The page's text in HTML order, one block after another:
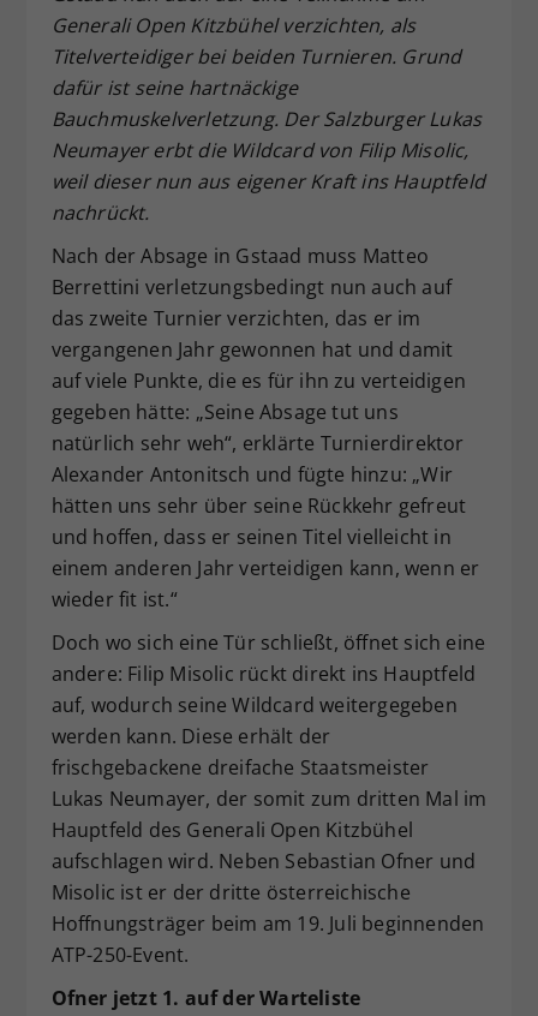
Generali Open Kitzbühel verzichten, als
Titelverteidiger bei beiden Turnieren. Grund
dafür ist seine hartnäckige
Bauchmuskelverletzung. Der Salzburger Lukas
Neumayer erbt die Wildcard von Filip Misolic,
weil dieser nun aus eigener Kraft ins Hauptfeld
nachrückt.
Nach der Absage in Gstaad muss Matteo
Berrettini verletzungsbedingt nun auch auf
das zweite Turnier verzichten, das er im
vergangenen Jahr gewonnen hat und damit
auf viele Punkte, die es für ihn zu verteidigen
gegeben hätte: „Seine Absage tut uns
natürlich sehr weh“, erklärte Turnierdirektor
Alexander Antonitsch und fügte hinzu: „Wir
hätten uns sehr über seine Rückkehr gefreut
und hoffen, dass er seinen Titel vielleicht in
einem anderen Jahr verteidigen kann, wenn er
wieder fit ist.“
Doch wo sich eine Tür schließt, öffnet sich eine
andere: Filip Misolic rückt direkt ins Hauptfeld
auf, wodurch seine Wildcard weitergegeben
werden kann. Diese erhält der
frischgebackene dreifache Staatsmeister
Lukas Neumayer, der somit zum dritten Mal im
Hauptfeld des Generali Open Kitzbühel
aufschlagen wird. Neben Sebastian Ofner und
Misolic ist er der dritte österreichische
Hoffnungsträger beim am 19. Juli beginnenden
ATP-250-Event.
Ofner jetzt 1. auf der Warteliste
Zweck
Dieser Wert speichert Ihre Consent-
Einstellungen. Unter anderem eine
zufällig generierte ID, für die
historische Speicherung Ihrer
vorgenommen Einstellungen, falls der
Webseiten-Betreiber dies eingestellt
hat.